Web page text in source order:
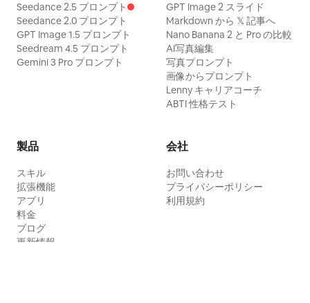
Seedance 2.5 プロンプト
Seedance 2.0 プロンプト
GPT Image 1.5 プロンプト
Seedream 4.5 プロンプト
Gemini 3 Pro プロンプト
GPT Image 2 スライド
Markdown から 𝕏 記事へ
Nano Banana 2 と Pro の比較
AI写真編集
写真プロンプト
画像からプロンプト
Lenny キャリアコーチ
ABTI 性格テスト
製品
スキル
拡張機能
アプリ
料金
ブログ
更新情報
会社
お問い合わせ
プライバシーポリシー
利用規約